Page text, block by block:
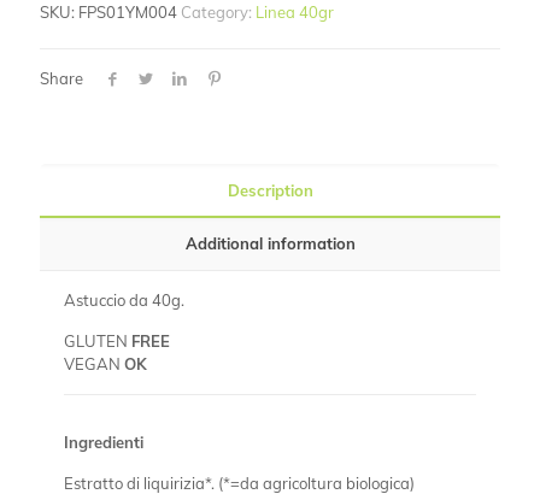
SKU: FPS01YM004 Category: Linea 40gr
Share
Description
Additional information
Astuccio da 40g.
GLUTEN FREE
VEGAN OK
Ingredienti
Estratto di liquirizia*. (*=da agricoltura biologica)